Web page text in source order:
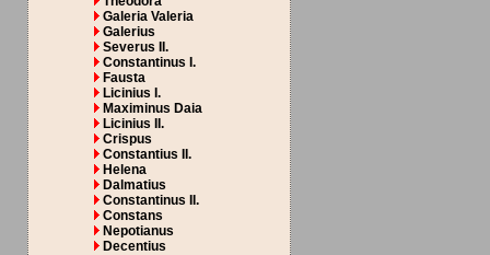
Galeria Valeria
Galerius
Severus II.
Constantinus I.
Fausta
Licinius I.
Maximinus Daia
Licinius II.
Crispus
Constantius II.
Helena
Dalmatius
Constantinus II.
Constans
Nepotianus
Decentius